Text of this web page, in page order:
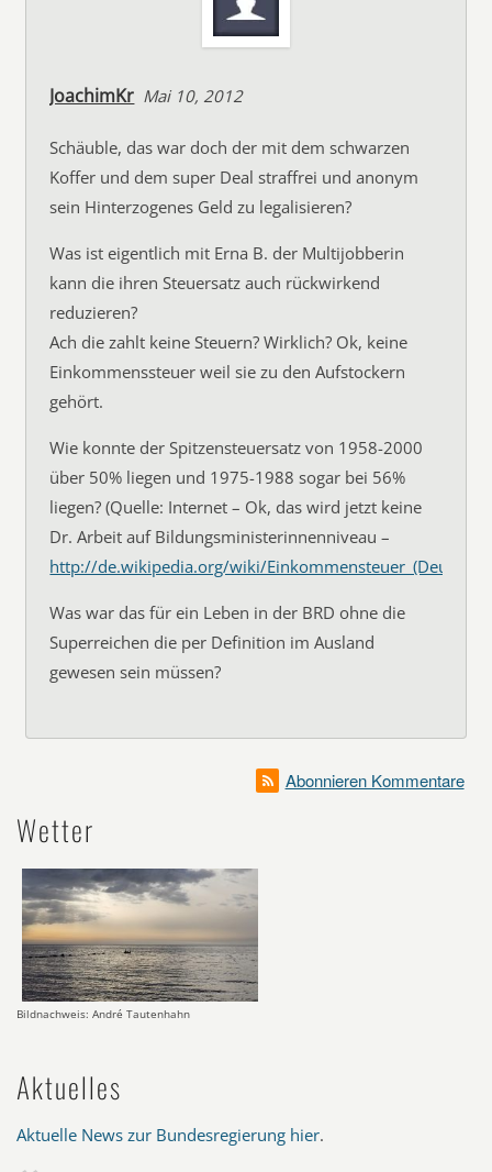
JoachimKr Mai 10, 2012
Schäuble, das war doch der mit dem schwarzen
Koffer und dem super Deal straffrei und anonym
sein Hinterzogenes Geld zu legalisieren?
Was ist eigentlich mit Erna B. der Multijobberin
kann die ihren Steuersatz auch rückwirkend
reduzieren?
Ach die zahlt keine Steuern? Wirklich? Ok, keine
Einkommenssteuer weil sie zu den Aufstockern
gehört.
Wie konnte der Spitzensteuersatz von 1958-2000
über 50% liegen und 1975-1988 sogar bei 56%
liegen? (Quelle: Internet – Ok, das wird jetzt keine
Dr. Arbeit auf Bildungsministerinnenniveau –
http://de.wikipedia.org/wiki/
Was war das für ein Leben in der BRD ohne die
Superreichen die per Definition im Ausland
gewesen sein müssen?
Abonnieren Kommentare
Wetter
Bildnachweis: André Tautenhahn
Aktuelles
Aktuelle News zur Bundesregierung hier.